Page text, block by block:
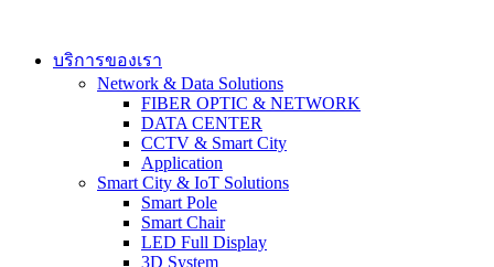
contentบริการของเรา
Network & Data Solutions
FIBER OPTIC & NETWORK​
DATA CENTER
CCTV & Smart City
Application
Smart City & IoT Solutions
Smart Pole
Smart Chair
LED Full Display
3D System